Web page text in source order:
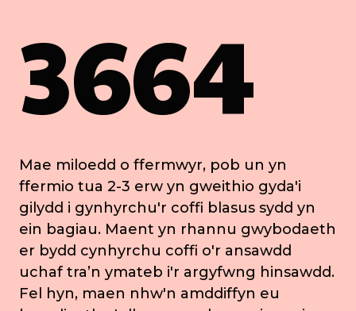
3664
Mae miloedd o ffermwyr, pob un yn
ffermio tua 2-3 erw yn gweithio gyda'i
gilydd i gynhyrchu'r coffi blasus sydd yn
ein bagiau. Maent yn rhannu gwybodaeth
er bydd cynhyrchu coffi o'r ansawdd
uchaf tra’n ymateb i'r argyfwng hinsawdd.
Fel hyn, maen nhw'n amddiffyn eu